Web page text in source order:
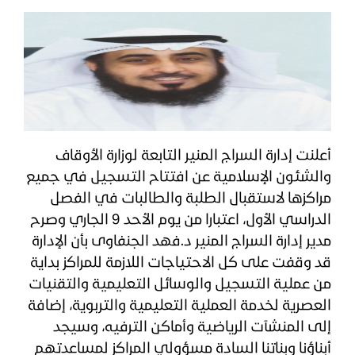
أعلنت إدارة السراج المنير التابعة لوزارة الأوقاف
والشئون الإسلامية عن افتتاح التسجيل في جميع
مراكزها لاستقبال الطلبة والطالبات في الفصل
الدراسي الأول، اعتبارا من يوم الأحد 9 الجاري وصرح
مدير إدارة السراج المنير د.فهد الجنفاوى بأن الإدارة
قد وقفت على كل الاحتياجات اللازمة للمراكز بداية
من عملية التسجيل والوسائل التعليمية والتقنيات
العصرية لخدمة العملية التعليمية والتربوية، إضافة
إلى المنشآت الرياضية وأماكن الترفيه، وسيجد
أبناؤنا وبناتنا السادة مسؤولي المراكز لمساعدتهم